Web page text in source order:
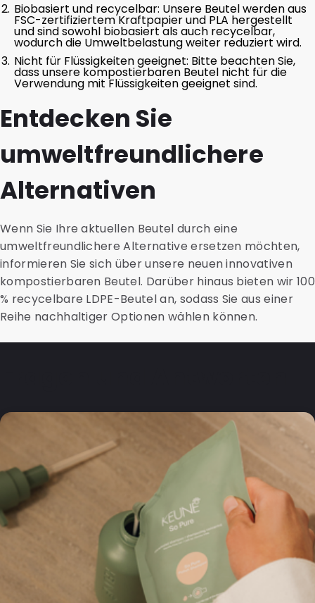
Biobasiert und recycelbar: Unsere Beutel werden aus
FSC-zertifiziertem Kraftpapier und PLA hergestellt
und sind sowohl biobasiert als auch recycelbar,
wodurch die Umweltbelastung weiter reduziert wird.
Nicht für Flüssigkeiten geeignet: Bitte beachten Sie,
dass unsere kompostierbaren Beutel nicht für die
Verwendung mit Flüssigkeiten geeignet sind.
Entdecken Sie
umweltfreundlichere
Alternativen
Wenn Sie Ihre aktuellen Beutel durch eine
umweltfreundlichere Alternative ersetzen möchten,
informieren Sie sich über unsere neuen innovativen
kompostierbaren Beutel. Darüber hinaus bieten wir 100
% recycelbare LDPE-Beutel an, sodass Sie aus einer
Reihe nachhaltiger Optionen wählen können.